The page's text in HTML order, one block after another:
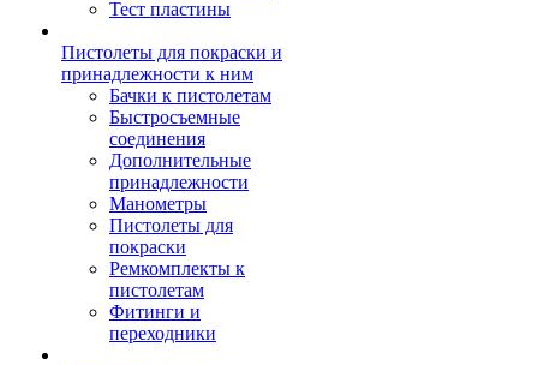
Тест пластины
Пистолеты для покраски и
принадлежности к ним
Бачки к пистолетам
Быстросъемные
соединения
Дополнительные
принадлежности
Манометры
Пистолеты для
покраски
Ремкомплекты к
пистолетам
Фитинги и
переходники